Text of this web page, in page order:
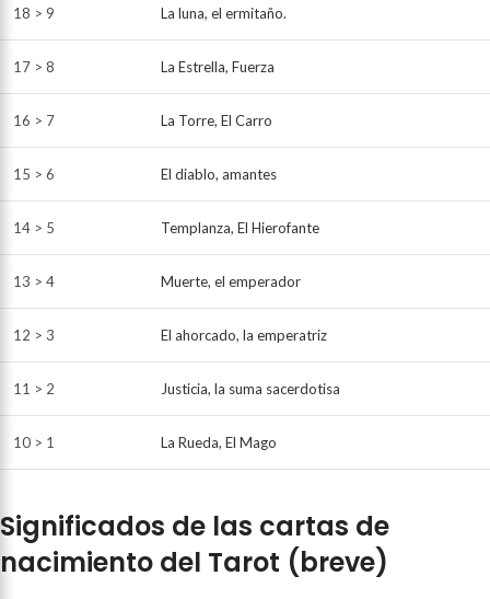
18 > 9 La luna, el ermitaño.
17 > 8 La Estrella, Fuerza
16 > 7 La Torre, El Carro
15 > 6 El diablo, amantes
14 > 5 Templanza, El Hierofante
13 > 4 Muerte, el emperador
12 > 3 El ahorcado, la emperatriz
11 > 2 Justicia, la suma sacerdotisa
10 > 1 La Rueda, El Mago
Significados de las cartas de
nacimiento del Tarot (breve)